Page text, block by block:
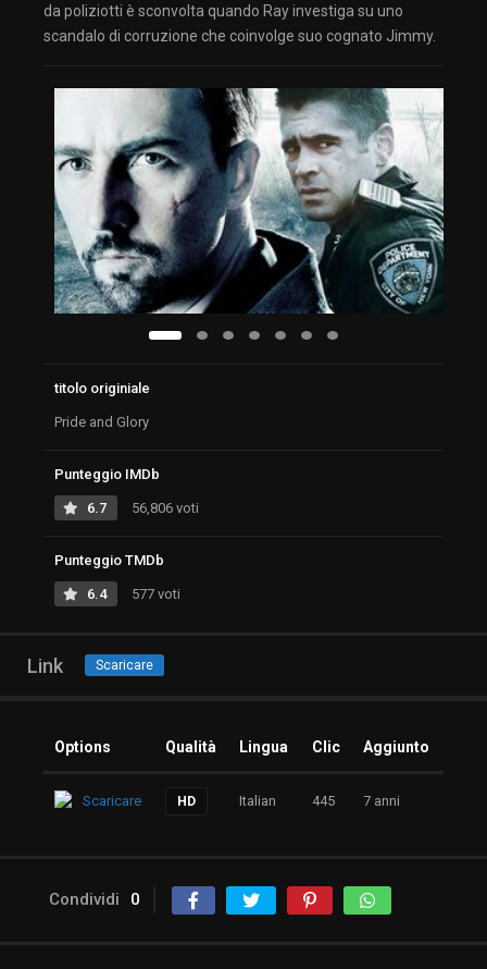
da poliziotti è sconvolta quando Ray investiga su uno
scandalo di corruzione che coinvolge suo cognato Jimmy.
titolo originiale
Pride and Glory
Punteggio IMDb
6.7 56,806 voti
Punteggio TMDb
6.4 577 voti
Link Scaricare
Options Qualità Lingua Clic Aggiunto
Scaricare HD Italian 445 7 anni
Condividi 0